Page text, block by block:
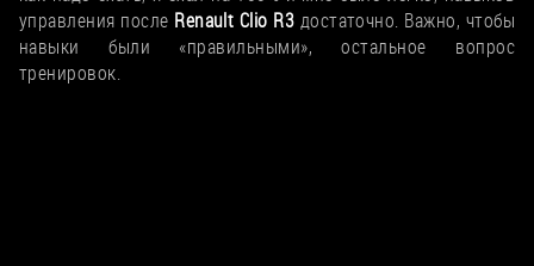
управления после Renault Clio R3 достаточно. Важно, чтобы
навыки были «правильными», остальное вопрос
тренировок.